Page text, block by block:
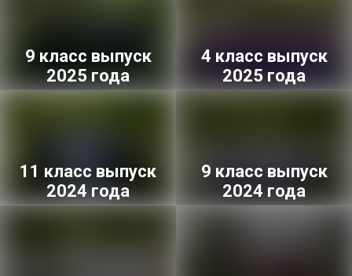
9 класс выпуск
2025 года
4 класс выпуск
2025 года
11 класс выпуск
2024 года
9 класс выпуск
2024 года